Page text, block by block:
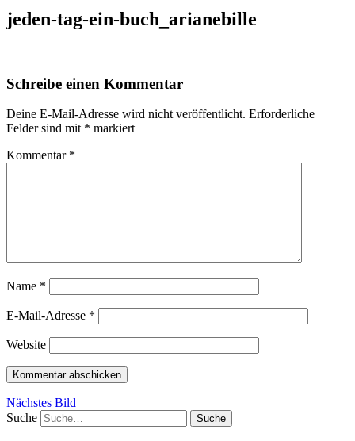
jeden-tag-ein-buch_arianebille
Schreibe einen Kommentar
Deine E-Mail-Adresse wird nicht veröffentlicht. Erforderliche
Felder sind mit * markiert
Kommentar *
Name *
E-Mail-Adresse *
Website
Nächstes Bild
Suche